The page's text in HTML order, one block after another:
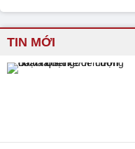
TIN MỚI